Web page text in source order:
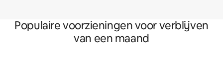
Populaire voorzieningen voor verblijven
van een maand